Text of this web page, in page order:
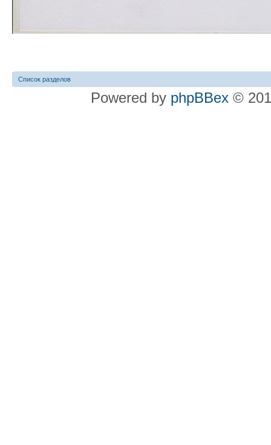
Список разделов
Powered by phpBBex ©